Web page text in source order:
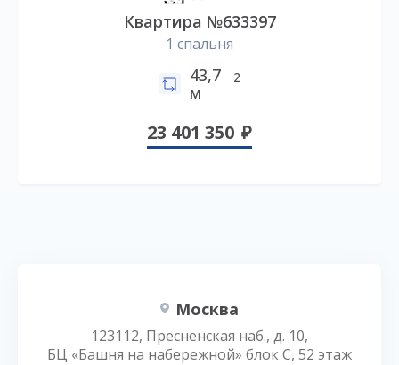
Квартира №633397
1 спальня
43,7
м
2
23 401 350
Москва
123112, Пресненская наб., д. 10,
БЦ «Башня на набережной» блок С, 52 этаж